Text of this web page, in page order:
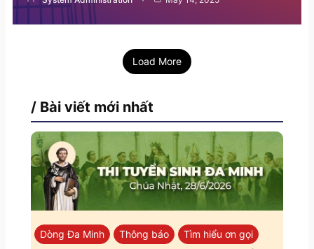
Load More
/ Bài viết mới nhất
Dòng Đa Minh Thông báo Tìm hiểu ơn gọi